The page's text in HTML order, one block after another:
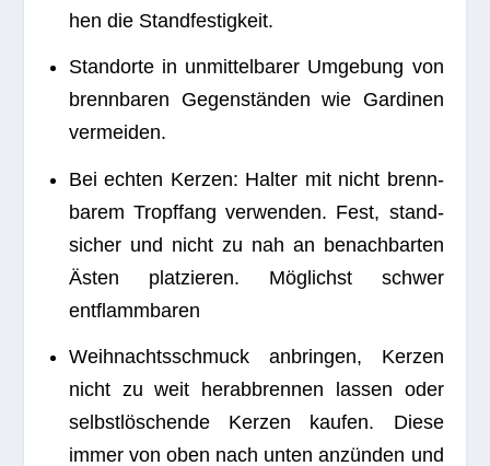
hen die Standfestigkeit.
Stand­orte in unmit­tel­ba­rer Umge­bung von
brenn­ba­ren Gegen­stän­den wie Gar­di­nen
vermeiden.
Bei ech­ten Ker­zen: Hal­ter mit nicht brenn­
ba­rem Tropf­fang ver­wen­den. Fest, stand­
si­cher und nicht zu nah an benach­bar­ten
Ästen plat­zie­ren. Mög­lichst schwer
entflammbaren
Weih­nachts­schmuck anbrin­gen, Ker­zen
nicht zu weit her­ab­bren­nen las­sen oder
selbst­lö­schende Ker­zen kau­fen. Diese
immer von oben nach unten anzün­den und